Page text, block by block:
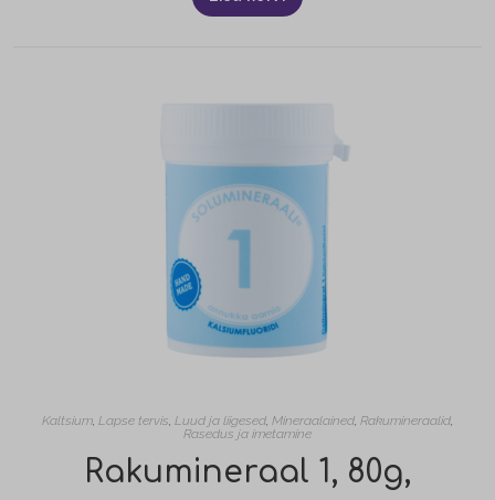
Kaltsium, Lapse tervis, Luud ja liigesed, Mineraalained, Rakumineraalid,
Rasedus ja imetamine
Rakumineraal 1, 80g,